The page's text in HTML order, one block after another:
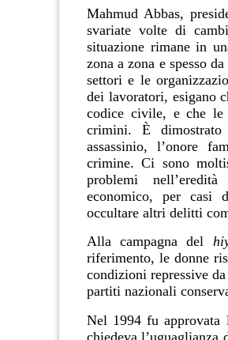
Mahmud Abbas,
svariate volte di
situazione rimane in
zona a zona e spesso
settori e le
dei lavoratori, esigano
codice civile, e che le
crimini. È
assassinio, l’onore
crimine. Ci sono
problemi
economico, per casi
occultare altri delitti
Alla campagna del
riferimento, le donne
condizioni repressive
partiti nazionali
Nel 1994 fu approvata
chiedeva l’uguaglianza